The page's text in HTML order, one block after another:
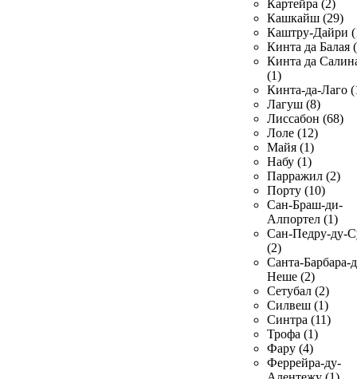
Картейра (2)
Кашкайш (29)
Каштру-Дайри
Кинта да Балая
Кинта да
(1)
Кинта-да-Лаго
Лагуш (8)
Лиссабон (68)
Лоле (12)
Майя (1)
Набу (1)
Парражил (2)
Порту (10)
Сан-Браш-ди-
Алпортел (1)
Сан-Педру-ду-
(2)
Санта-Барбара-
Неше (2)
Сетубал (2)
Силвеш (1)
Синтра (11)
Трофа (1)
Фару (4)
Феррейра-ду-